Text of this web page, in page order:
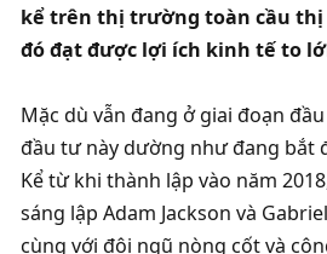
kể trên thị trường toàn cầu
đó đạt được lợi ích kinh tế to
Mặc dù vẫn đang ở giai đoạn
đầu tư này dường như đang bắt
Kể từ khi thành lập vào năm
sáng lập Adam Jackson và
cùng với đội ngũ nòng cốt và